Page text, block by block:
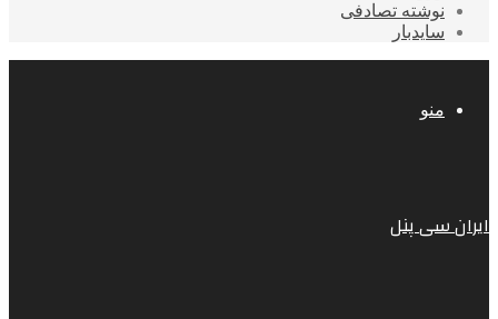
نوشته تصادفی
سایدبار
منو
ایران سی پنل